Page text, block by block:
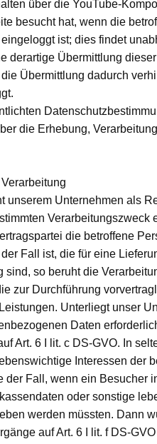
über die YouTube-
besucht hat, wenn die
ist; dies findet
derartige Übermittlung
Übermittlung dadurch
die Erhebung,
unserem Unternehmen als
die betroffene
Fall ist, die für eine
so beruht die
zur Durchführung
Unterliegt unser
Daten
Art. 6 I lit. c DS-GVO. In
Interessen der
der Fall, wenn ein Besucher
oder sonstige
werden müssten. Dann
auf Art. 6 I lit. f DS-